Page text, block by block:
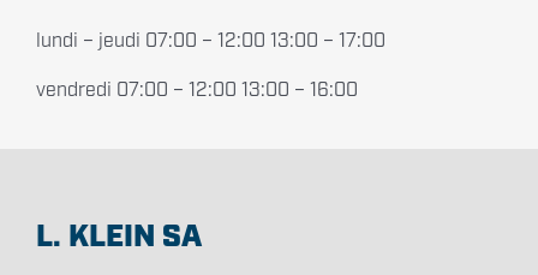
lundi – jeudi 07:00 – 12:00 13:00 – 17:00
vendredi 07:00 – 12:00 13:00 – 16:00
L. KLEIN SA